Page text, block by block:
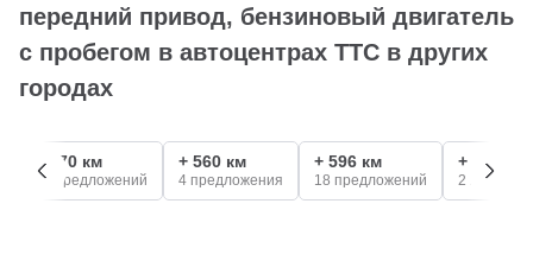
передний привод, бензиновый двигатель
с пробегом в автоцентрах ТТС в других
городах
+ 370 км
10 предложений
+ 560 км
4 предложения
+ 596 км
18 предложений
+ 720 км
2